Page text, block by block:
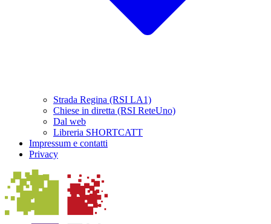
Strada Regina (RSI LA1)
Chiese in diretta (RSI ReteUno)
Dal web
Libreria SHORTCATT
Impressum e contatti
Privacy